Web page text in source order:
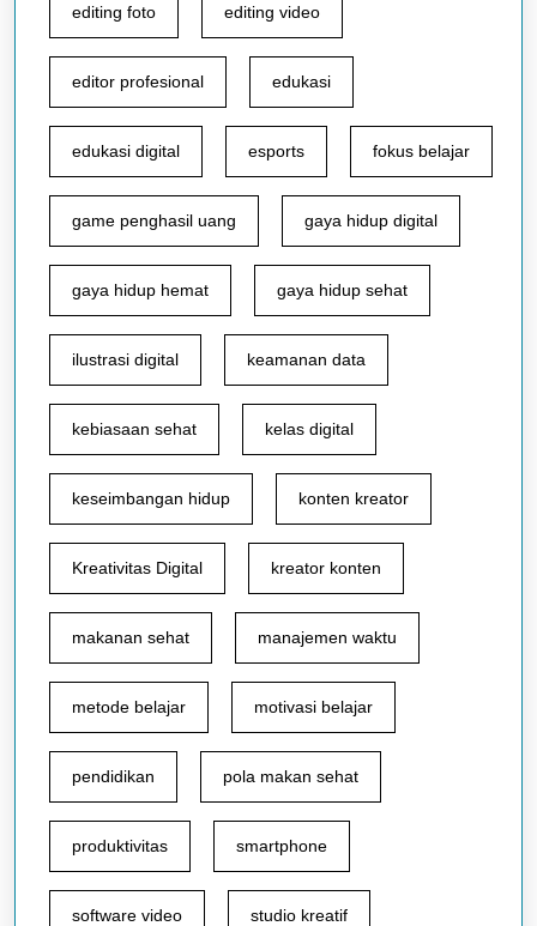
editing foto editing video
editor profesional edukasi
edukasi digital esports fokus belajar
game penghasil uang gaya hidup digital
gaya hidup hemat gaya hidup sehat
ilustrasi digital keamanan data
kebiasaan sehat kelas digital
keseimbangan hidup konten kreator
Kreativitas Digital kreator konten
makanan sehat manajemen waktu
metode belajar motivasi belajar
pendidikan pola makan sehat
produktivitas smartphone
software video studio kreatif